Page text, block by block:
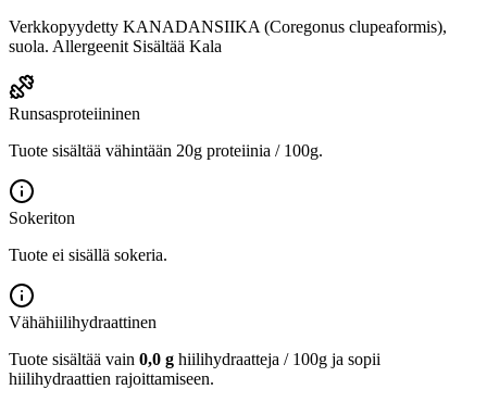
Verkkopyydetty KANADANSIIKA (Coregonus clupeaformis),
suola. Allergeenit Sisältää Kala
Runsasproteiininen
Tuote sisältää vähintään 20g proteiinia / 100g.
Sokeriton
Tuote ei sisällä sokeria.
Vähähiilihydraattinen
Tuote sisältää vain 0,0 g hiilihydraatteja / 100g ja sopii
hiilihydraattien rajoittamiseen.